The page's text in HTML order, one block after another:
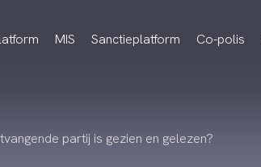
MIS Sanctieplatform Co-polis
partij is gezien en gelezen?